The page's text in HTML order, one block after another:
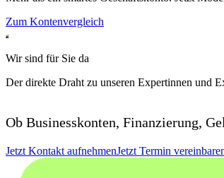
Zum Kontenvergleich
Wir sind für Sie da
Der direkte Draht zu unseren Expertinnen und
Ob Businesskonten, Finanzierung,
Jetzt Kontakt aufnehmenJetzt Termin